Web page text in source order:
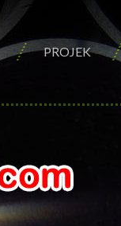
PROJEK